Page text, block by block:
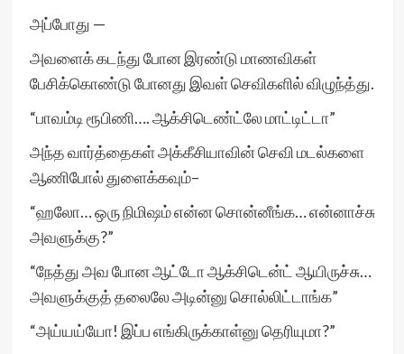
அப்போது —
அவளைக் கடந்து போன இரண்டு மாணவிகள்
பேசிக்கொண்டு போனது இவள் செவிகளில் விழுந்த்து.
“பாவம்டி ரூபிணி…. ஆக்சிடெண்ட்லே மாட்டிட்டா”
அந்த வார்த்தைகள் அக்கீசியாவின் செவி மடல்களை
ஆணிபோல் துளைக்கவும்–
“ஹலோ… ஒரு நிமிஷம் என்ன சொன்னீங்க… என்னாச்சு
அவளுக்கு?”
“நேத்து அவ போன ஆட்டோ ஆக்சிடென்ட் ஆயிருச்சு…
அவளுக்குத் தலைலே அடின்னு சொல்லிட்டாங்க”
“அய்யய்யோ! இப்ப எங்கிருக்காள்னு தெரியுமா?”